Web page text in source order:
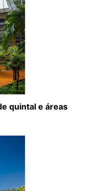
quintal e áreas